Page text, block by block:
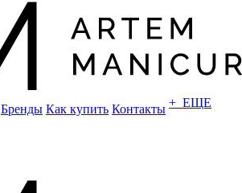
Бренды Как купить Контакты + ЕЩЕ